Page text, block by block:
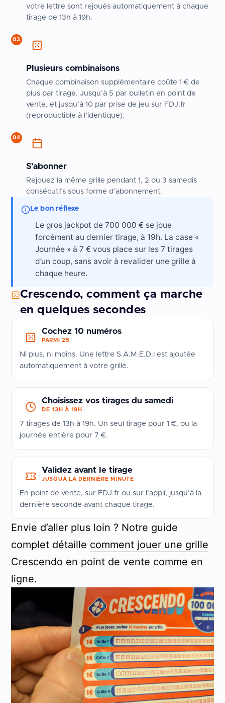
votre lettre sont rejoués automatiquement à chaque
tirage de 13h à 19h.
03
Plusieurs combinaisons
Chaque combinaison supplémentaire coûte 1 € de
plus par tirage. Jusqu’à 5 par bulletin en point de
vente, et jusqu’à 10 par prise de jeu sur FDJ.fr
(reproductible à l’identique).
04
S’abonner
Rejouez la même grille pendant 1, 2 ou 3 samedis
consécutifs sous forme d’abonnement.
Le bon réflexe
Le gros jackpot de 700 000 € se joue
forcément au dernier tirage, à 19h. La case «
Journée » à 7 € vous place sur les 7 tirages
d’un coup, sans avoir à revalider une grille à
chaque heure.
Crescendo, comment ça marche
en quelques secondes
Cochez 10 numéros
PARMI 25
Ni plus, ni moins. Une lettre S.A.M.E.D.I est ajoutée
automatiquement à votre grille.
Choisissez vos tirages du samedi
DE 13H À 19H
7 tirages de 13h à 19h. Un seul tirage pour 1 €, ou la
journée entière pour 7 €.
Validez avant le tirage
JUSQUÀ LA DERNIÈRE MINUTE
En point de vente, sur FDJ.fr ou sur l’appli, jusqu’à la
dernière seconde avant chaque tirage.
Envie d’aller plus loin ? Notre guide
complet détaille comment jouer une grille
Crescendo en point de vente comme en
ligne.